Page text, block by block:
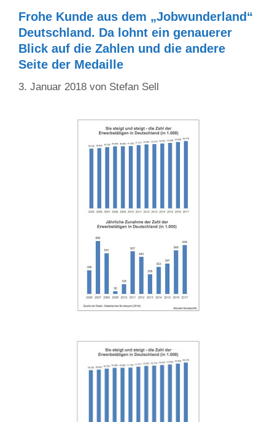
Frohe Kunde aus dem „Jobwunderland“
Deutschland. Da lohnt ein genauerer
Blick auf die Zahlen und die andere
Seite der Medaille
3. Januar 2018 von Stefan Sell